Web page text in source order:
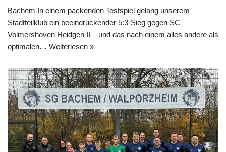
Bachem In einem packenden Testspiel gelang unserem
Stadtteilklub ein beeindruckender 5:3-Sieg gegen SC
Volmershoven Heidgen II – und das nach einem alles andere als
optimalen… Weiterlesen »